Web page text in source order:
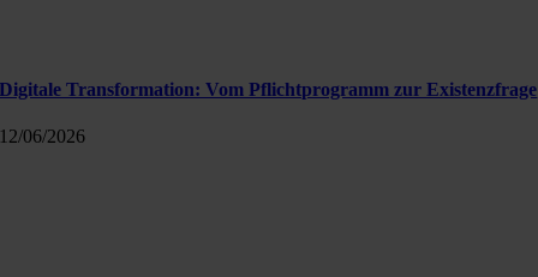
Digitale Transformation: Vom Pflichtprogramm zur Existenzfrage
12/06/2026